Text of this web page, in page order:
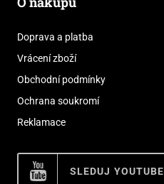
Doprava a platba
Vrácení zboží
Obchodní podmínky
Ochrana soukromí
Reklamace
SLEDUJ YOUTUBE